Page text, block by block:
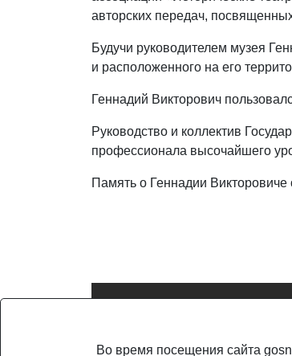
авторских передач,
Будучи руководителем музея
и расположенного на его
Геннадий Викторович
Руководство и коллектив
профессионала высочайшего
Память о Геннадии Викторовиче
© ГосНИИР, 2005-2026. Является сетевым
Во время посещения сайта